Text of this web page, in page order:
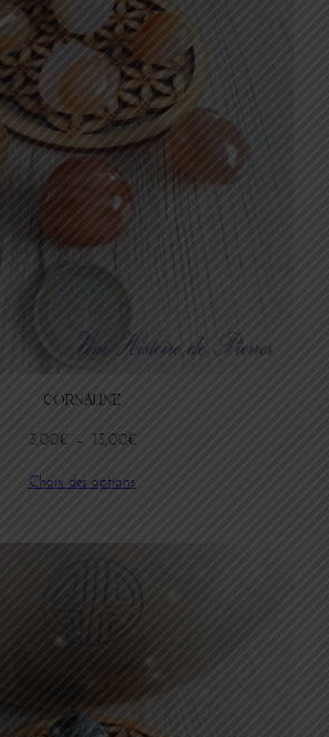
CORNALINE
3,00€ – 13,00€Plage
prix :
Choix des options